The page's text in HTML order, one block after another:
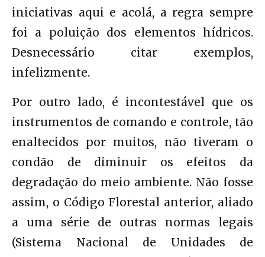
iniciativas aqui e acolá, a regra sempre
foi a poluição dos elementos hídricos.
Desnecessário citar exemplos,
infelizmente.
Por outro lado, é incontestável que os
instrumentos de comando e controle, tão
enaltecidos por muitos, não tiveram o
condão de diminuir os efeitos da
degradação do meio ambiente. Não fosse
assim, o Código Florestal anterior, aliado
a uma série de outras normas legais
(Sistema Nacional de Unidades de